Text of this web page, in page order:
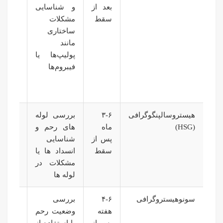
بعد از
سقط
و شناسایی
مشکلات
ساختاری
مانند
پولیپ‌ها یا
فیبروم‌ها
هیستروسالپنگوگرافی
(HSG)
۳-۶
ماه
پس از
سقط
بررسی لوله‌
های رحم و
شناسایی
انسداد ها یا
مشکلات در
لوله‌ ها
سونوهیستروگرافی
۴-۶
هفته
بررسی
وضعیت رحم